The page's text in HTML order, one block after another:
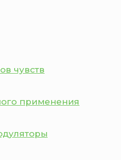
чувств
применения